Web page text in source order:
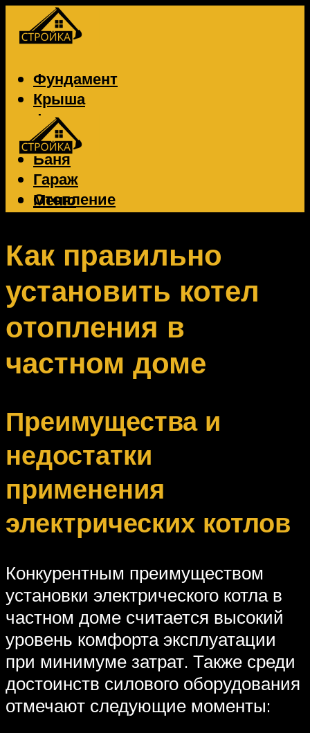
Фундамент
Крыша
Фасад
Забор
Баня
Гараж
Отопление
Вентиляция
Меню
Меню
Как правильно
установить котел
отопления в
частном доме
Преимущества и
недостатки
применения
электрических котлов
Конкурентным преимуществом
установки электрического котла в
частном доме считается высокий
уровень комфорта эксплуатации
при минимуме затрат. Также среди
достоинств силового оборудования
отмечают следующие моменты: